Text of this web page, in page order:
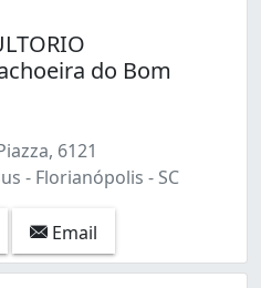
do Bom
6121
- Florianópolis - SC
Email